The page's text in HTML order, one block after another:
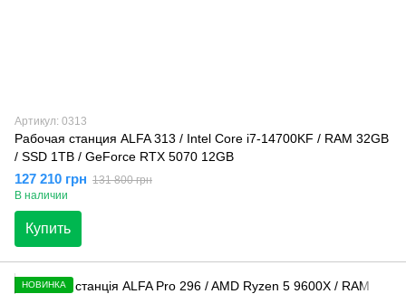
Артикул: 0313
Рабочая станция ALFA 313 / Intel Core i7-14700KF / RAM 32GB
/ SSD 1TB / GeForce RTX 5070 12GB
127 210 грн 131 800 грн
В наличии
Купить
НОВИНКА